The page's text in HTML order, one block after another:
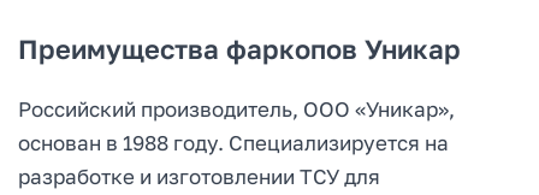
Преимущества фаркопов Уникар
Российский производитель, ООО «Уникар»,
основан в 1988 году. Специализируется на
разработке и изготовлении ТСУ для